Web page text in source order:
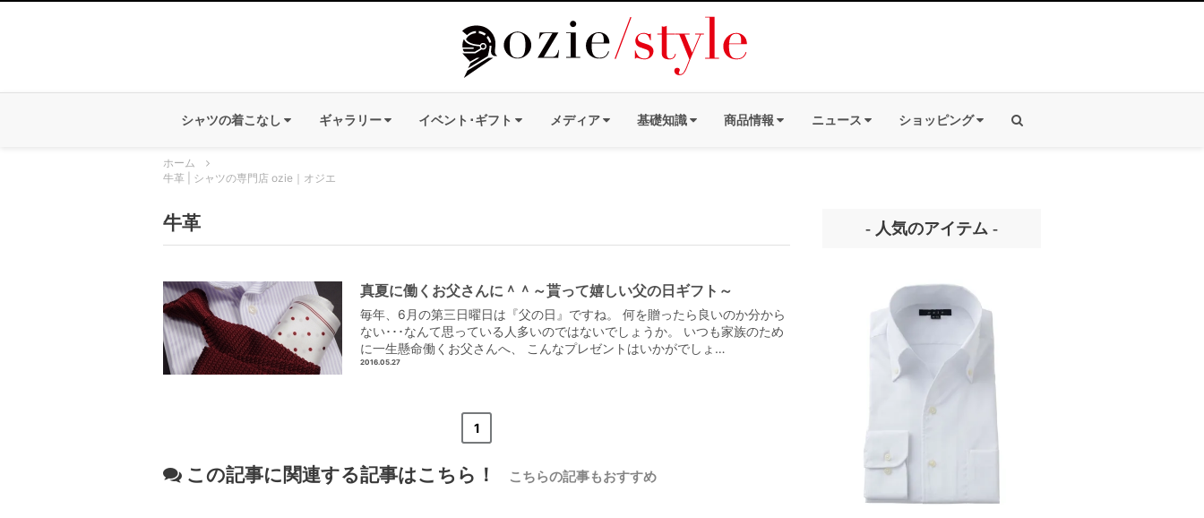
シャツの着こなし ギャラリー イベント･ギフト メディア 基礎知識 商品情報 ニュース ショッピング
ホーム
牛革 | シャツの専門店 ozie｜オジエ
牛革
真夏に働くお父さんに＾＾～貰って嬉しい父の日ギフト～
毎年、6月の第三日曜日は『父の日』ですね。 何を贈ったら良いのか分から
ない･･･なんて思っている人多いのではないでしょうか。 いつも家族のため
に一生懸命働くお父さんへ、 こんなプレゼントはいかがでしょ…
2016.05.27
1
この記事に関連する記事はこちら！ こちらの記事もおすすめ
- 人気のアイテム -